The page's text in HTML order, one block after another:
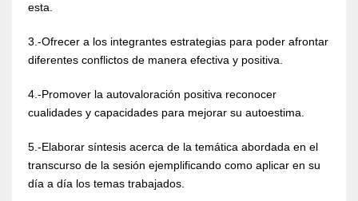
esta.
3.-Ofrecer a los integrantes estrategias para poder afrontar
diferentes conflictos de manera efectiva y positiva.
4.-Promover la autovaloración positiva reconocer
cualidades y capacidades para mejorar su autoestima.
5.-Elaborar síntesis acerca de la temática abordada en el
transcurso de la sesión ejemplificando como aplicar en su
día a día los temas trabajados.